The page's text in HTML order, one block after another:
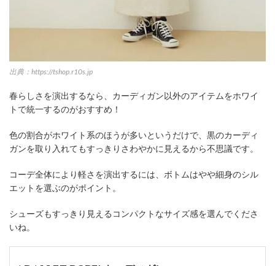
出典：https://tshop.r10s.jp
春らしさを演出するなら、カーディガン以外のアイテムをホワイ
トで統一するのがおすすめ！
色の割合がホワイト系のほうが多いというだけで、黒のカーディ
ガンを取り入れてもすっきりさわやかに見えるから不思議です。
コーデ全体により軽さを演出するには、ボトムはやや細身のシル
エットを選ぶのがポイント。
シューズもすっきり見えるコンパクトなサイズ感を選んでくださ
いね。